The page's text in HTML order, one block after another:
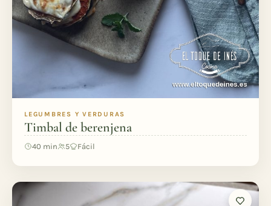
LEGUMBRES Y VERDURAS
Timbal de berenjena
40 min 5 Fácil